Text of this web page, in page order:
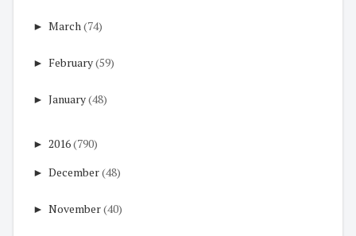
► March (74)
► February(59)
► January(48)
► 2016(790)
► December(48)
► November(40)